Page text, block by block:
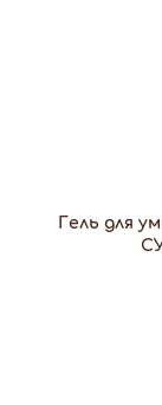
Гель для